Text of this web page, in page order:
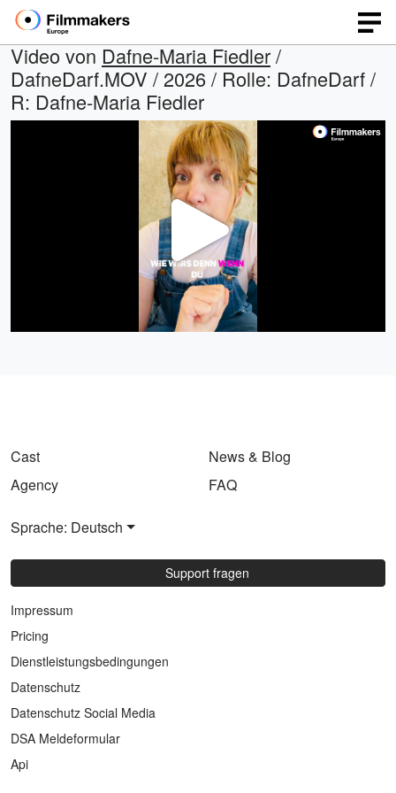
Video von Dafne-Maria Fiedler/
DafneDarf.MOV / 2026 / Rolle: DafneDarf /
R: Dafne-Maria Fiedler
Video
Cast
Agency
News & Blog
FAQ
Sprache: Deutsch
Support fragen
Impressum
Pricing
Dienstleistungsbedingungen
Datenschutz
Datenschutz Social Media
DSA Meldeformular
Api